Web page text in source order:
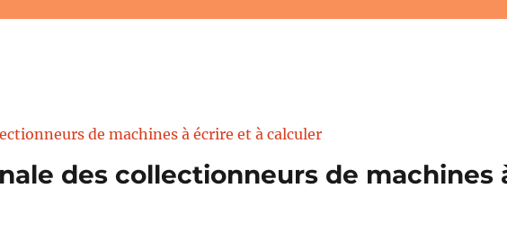
des collectionneurs de machines